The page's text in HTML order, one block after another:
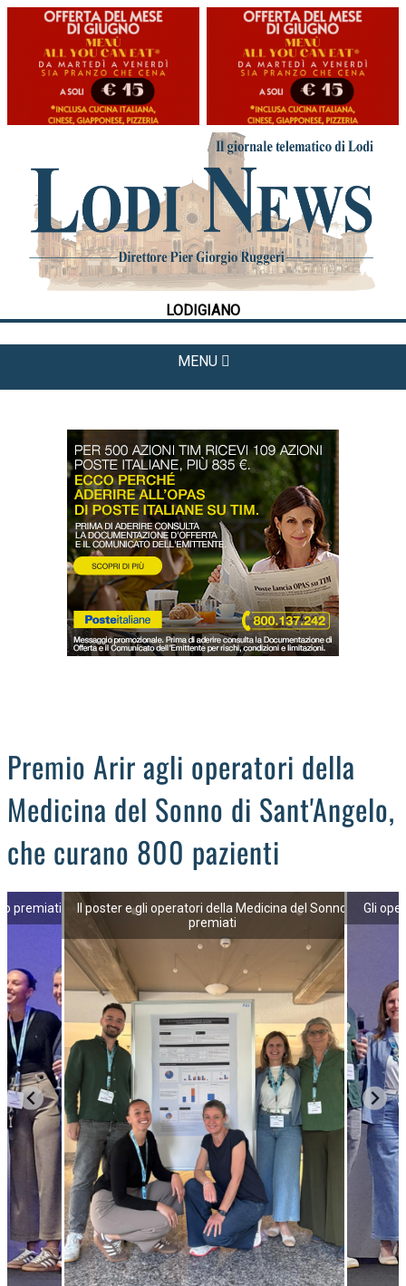
LODIGIANO
MENU
HOME
CRONACA
POLITICA
LA FOTO
METEO
CULTURA
DAL TERRITORIO
OROSCOPO
LA PIAZZA
ANIMALI
OCCHIO ALLA TRUFFA
NECROLOGI
Premio Arir agli operatori della
Medicina del Sonno di Sant'Angelo,
che curano 800 pazienti
premiati
Il poster e gli operatori della Medicina del Sonno
premiati
Gli